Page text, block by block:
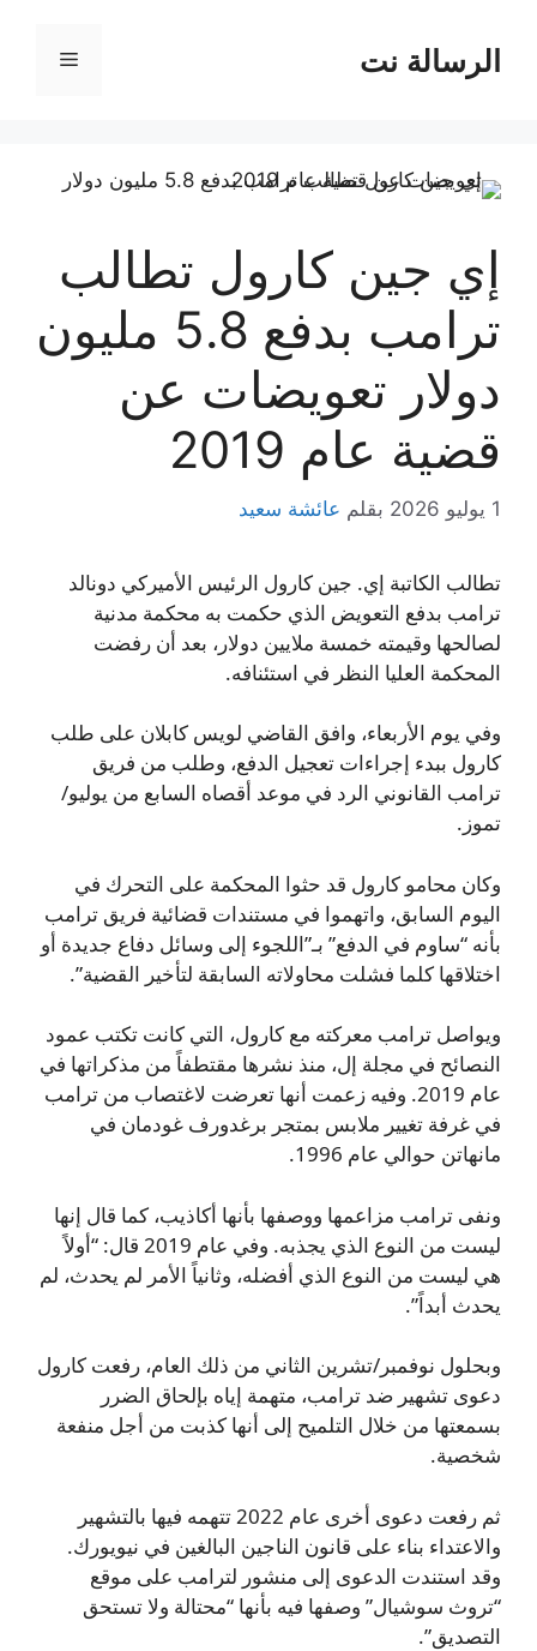
المحتوىالرسالة نت القائمة
إي جين كارول تطالب
ترامب بدفع 5.8 مليون
دولار تعويضات عن
قضية عام 2019
1 يوليو 2026 بقلم عائشة سعيد
تطالب الكاتبة إي. جين كارول الرئيس الأميركي دونالد
ترامب بدفع التعويض الذي حكمت به محكمة مدنية
لصالحها وقيمته خمسة ملايين دولار، بعد أن رفضت
المحكمة العليا النظر في استئنافه.
وفي يوم الأربعاء، وافق القاضي لويس كابلان على طلب
كارول ببدء إجراءات تعجيل الدفع، وطلب من فريق
ترامب القانوني الرد في موعد أقصاه السابع من يوليو/
تموز.
وكان محامو كارول قد حثوا المحكمة على التحرك في
اليوم السابق، واتهموا في مستندات قضائية فريق ترامب
بأنه “ساوم في الدفع” بـ”اللجوء إلى وسائل دفاع جديدة أو
اختلاقها كلما فشلت محاولاته السابقة لتأخير القضية”.
ويواصل ترامب معركته مع كارول، التي كانت تكتب عمود
النصائح في مجلة إل، منذ نشرها مقتطفاً من مذكراتها في
عام 2019. وفيه زعمت أنها تعرضت لاغتصاب من ترامب
في غرفة تغيير ملابس بمتجر برغدورف غودمان في
مانهاتن حوالي عام 1996.
ونفى ترامب مزاعمها ووصفها بأنها أكاذيب، كما قال إنها
ليست من النوع الذي يجذبه. وفي عام 2019 قال: “أولاً
هي ليست من النوع الذي أفضله، وثانياً الأمر لم يحدث، لم
يحدث أبداً”.
وبحلول نوفمبر/تشرين الثاني من ذلك العام، رفعت كارول
دعوى تشهير ضد ترامب، متهمة إياه بإلحاق الضرر
بسمعتها من خلال التلميح إلى أنها كذبت من أجل منفعة
شخصية.
ثم رفعت دعوى أخرى عام 2022 تتهمه فيها بالتشهير
والاعتداء بناء على قانون الناجين البالغين في نيويورك.
وقد استندت الدعوى إلى منشور لترامب على موقع
“تروث سوشيال” وصفها فيه بأنها “محتالة ولا تستحق
التصديق”.